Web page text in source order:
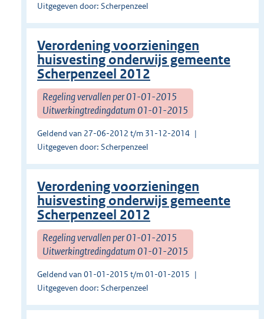
Uitgegeven door: Scherpenzeel
Verordening voorzieningen
huisvesting onderwijs gemeente
Scherpenzeel 2012
Regeling vervallen per 01-01-2015
Uitwerkingtredingdatum 01-01-2015
Geldend van 27-06-2012 t/m 31-12-2014
Uitgegeven door: Scherpenzeel
Verordening voorzieningen
huisvesting onderwijs gemeente
Scherpenzeel 2012
Regeling vervallen per 01-01-2015
Uitwerkingtredingdatum 01-01-2015
Geldend van 01-01-2015 t/m 01-01-2015
Uitgegeven door: Scherpenzeel